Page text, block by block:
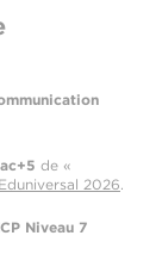
de «
2026.
Niveau 7